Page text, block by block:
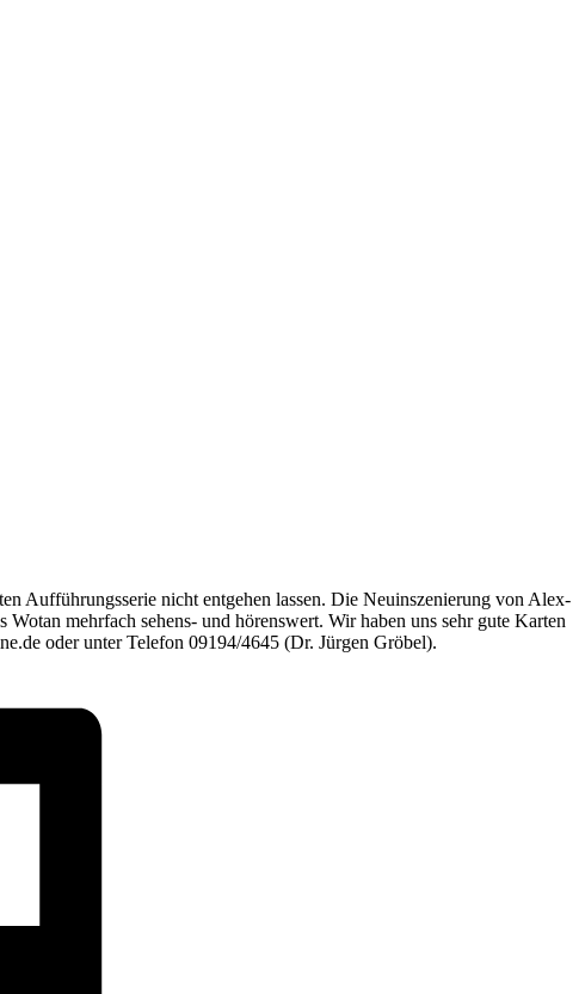
Auf­füh­rungs­se­rie nicht ent­ge­hen las­sen. Die Neu­in­sze­nie­rung von Alex­
mehr­fach se­hens- und hö­rens­wert. Wir ha­ben uns sehr gute Kar­ten
oder un­ter Te­le­fon 09194/4645 (Dr. Jür­gen Gröbel).